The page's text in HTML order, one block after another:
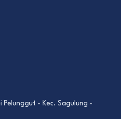
Pelunggut - Kec. Sagulung -